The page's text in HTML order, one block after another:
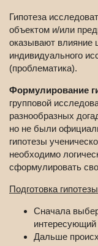
Гипотеза
объектом и/или
оказывают влияние
индивидуального
(проблематика).
Формулирование
групповой
разнообразных
но не были
гипотезы
необходимо
сформулировать
Подготовка
Сначала
интересующий
Дальше